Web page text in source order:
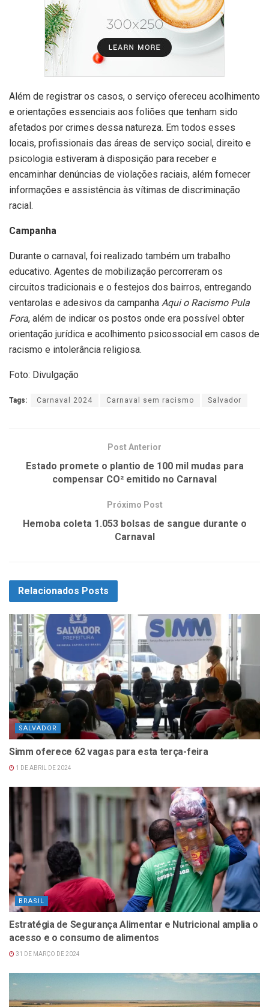
Além de registrar os casos, o serviço ofereceu acolhimento
e orientações essenciais aos foliões que tenham sido
afetados por crimes dessa natureza. Em todos esses
locais, profissionais das áreas de serviço social, direito e
psicologia estiveram à disposição para receber e
encaminhar denúncias de violações raciais, além fornecer
informações e assistência às vítimas de discriminação
racial.
Campanha
Durante o carnaval, foi realizado também um trabalho
educativo. Agentes de mobilização percorreram os
circuitos tradicionais e o festejos dos bairros, entregando
ventarolas e adesivos da campanha Aqui o Racismo Pula
Fora, além de indicar os postos onde era possível obter
orientação jurídica e acolhimento psicossocial em casos de
racismo e intolerância religiosa.
Foto: Divulgação
Tags: Carnaval 2024 Carnaval sem racismo Salvador
Post Anterior
Estado promete o plantio de 100 mil mudas para
compensar CO² emitido no Carnaval
Próximo Post
Hemoba coleta 1.053 bolsas de sangue durante o
Carnaval
Relacionados Posts
SALVADOR
Simm oferece 62 vagas para esta terça-feira
1 DE ABRIL DE 2024
BRASIL
Estratégia de Segurança Alimentar e Nutricional amplia o
acesso e o consumo de alimentos
31 DE MARÇO DE 2024